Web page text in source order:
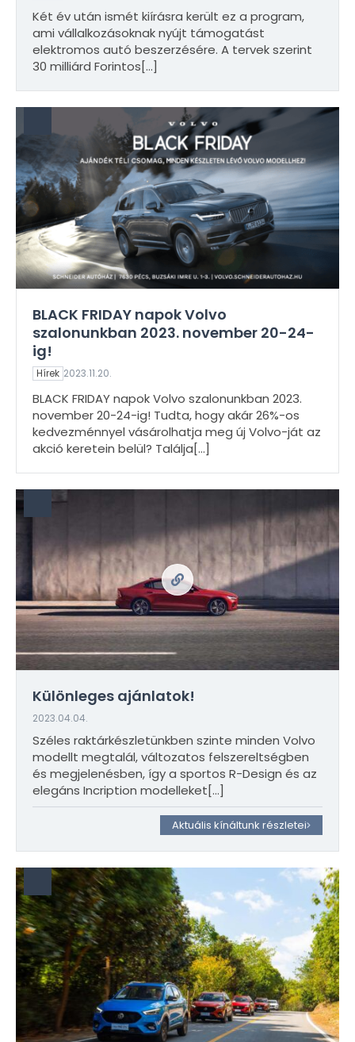
Két év után ismét kiírásra került ez a program,
ami vállalkozásoknak nyújt támogatást
elektromos autó beszerzésére. A tervek szerint
30 milliárd Forintos[…]
BLACK FRIDAY napok Volvo
szalonunkban 2023. november 20-24-
ig!
Hírek 2023.11.20.
BLACK FRIDAY napok Volvo szalonunkban 2023.
november 20-24-ig! Tudta, hogy akár 26%-os
kedvezménnyel vásárolhatja meg új Volvo-ját az
akció keretein belül? Találja[…]
Különleges ajánlatok!
2023.04.04.
Széles raktárkészletünkben szinte minden Volvo
modellt megtalál, változatos felszereltségben
és megjelenésben, így a sportos R-Design és az
elegáns Incription modelleket[…]
Aktuális kínáltunk részletei